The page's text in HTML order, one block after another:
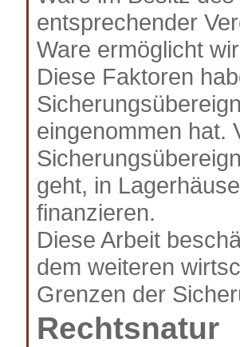
entsprechender
Ware ermöglicht
Diese Faktoren
eingenommen hat.
geht, in
finanzieren.
Diese Arbeit
dem weiteren
Grenzen der
Rechtsnatur